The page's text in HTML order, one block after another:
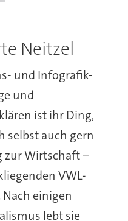
Neitzel
und Infografik-
und
ist ihr Ding,
selbst auch gern
zur Wirtschaft –
VWL-
einigen
lebt sie